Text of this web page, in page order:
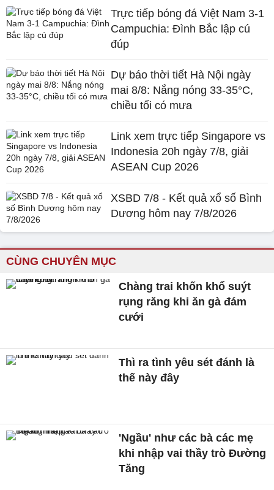
Trực tiếp bóng đá Việt Nam 3-1
Campuchia: Đình Bắc lập cú
đúp
Dự báo thời tiết Hà Nội ngày
mai 8/8: Nắng nóng 33-35°C,
chiều tối có mưa
Link xem trực tiếp Singapore vs
Indonesia 20h ngày 7/8, giải
ASEAN Cup 2026
XSBD 7/8 - Kết quả xổ số Bình
Dương hôm nay 7/8/2026
CÙNG CHUYÊN MỤC
Chàng trai khốn khổ suýt
rụng răng khi ăn gà đám
cưới
Thì ra tình yêu sét đánh là
thế này đây
'Ngầu' như các bà các mẹ
khi nhập vai thầy trò Đường
Tăng